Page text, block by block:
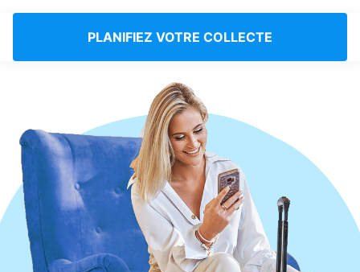
France FR
PLANIFIEZ VOTRE COLLECTE